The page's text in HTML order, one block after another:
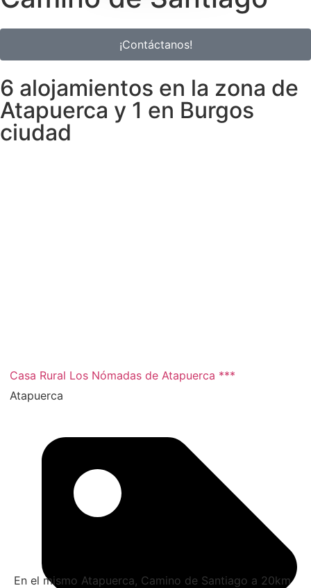
¡Contáctanos!
6 alojamientos en la zona de
Atapuerca y 1 en Burgos
ciudad
Casa Rural Los Nómadas de Atapuerca ***
Atapuerca
En el mismo Atapuerca, Camino de Santiago a 20km